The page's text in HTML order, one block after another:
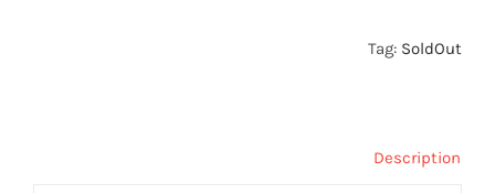
Tag: SoldOut
Description